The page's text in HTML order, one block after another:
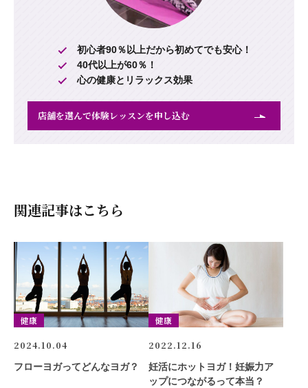
初心者90％以上だから初めてでも安心！
40代以上が60％！
心の健康とリラックス効果
店舗を選んで体験レッスンを申し込む
関連記事はこちら
健康
2024.10.04
フローヨガってどんなヨガ？
健康
2022.12.16
妊活にホットヨガ！妊娠力ア
ップにつながるって本当？